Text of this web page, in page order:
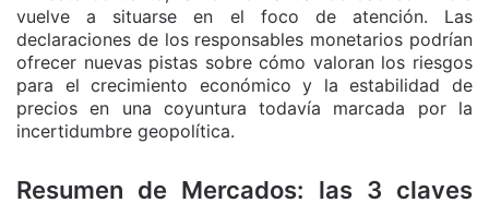
vuelve a situarse en el foco de atención. Las
declaraciones de los responsables monetarios podrían
ofrecer nuevas pistas sobre cómo valoran los riesgos
para el crecimiento económico y la estabilidad de
precios en una coyuntura todavía marcada por la
incertidumbre geopolítica.
Resumen de Mercados: las 3 claves